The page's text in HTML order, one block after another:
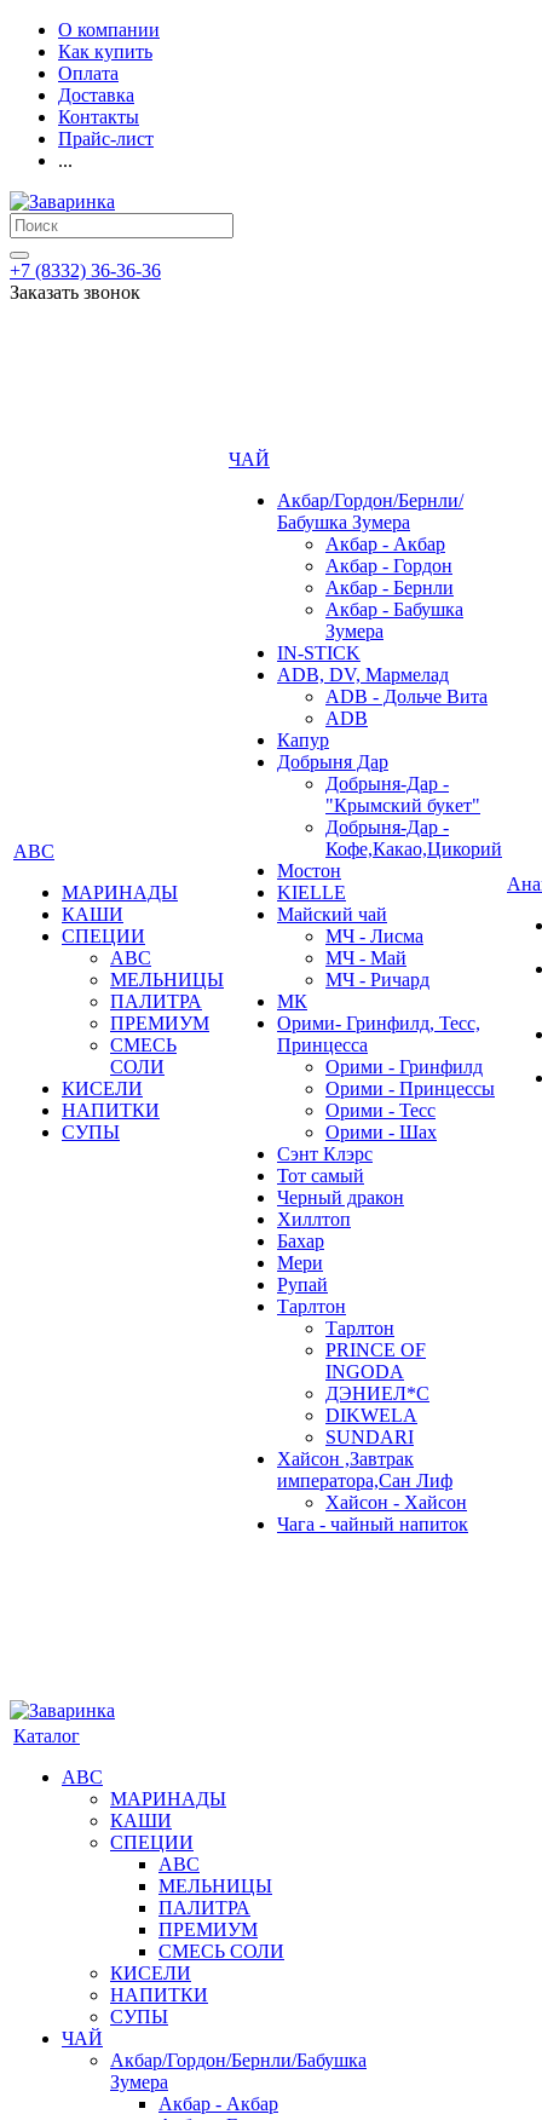
О компании
Как купить
Оплата
Доставка
Контакты
Прайс-лист
...
+7 (8332) 36-36-36
Заказать звонок
АВС
МАРИНАДЫ
КАШИ
СПЕЦИИ
АВС
МЕЛЬНИЦЫ
ПАЛИТРА
ПРЕМИУМ
СМЕСЬ
СОЛИ
КИСЕЛИ
НАПИТКИ
СУПЫ
ЧАЙ
Акбар/Гордон/Бернли/
Бабушка Зумера
Акбар - Акбар
Акбар - Гордон
Акбар - Бернли
Акбар - Бабушка
Зумера
IN-STICK
ADB, DV, Мармелад
ADB - Дольче Вита
ADB
Капур
Добрыня Дар
Добрыня-Дар -
"Крымский букет"
Добрыня-Дар -
Кофе,Какао,Цикорий
Мостон
KIELLE
Майский чай
МЧ - Лисма
МЧ - Май
МЧ - Ричард
МК
Орими- Гринфилд, Тесс,
Принцесса
Орими - Гринфилд
Орими - Принцессы
Орими - Тесс
Орими - Шах
Сэнт Клэрс
Тот самый
Черный дракон
Хиллтоп
Бахар
Мери
Рупай
Тарлтон
Тарлтон
PRINCE OF
INGODA
ДЭНИЕЛ*С
DIKWELA
SUNDARI
Хайсон ,Завтрак
императора,Сан Лиф
Хайсон - Хайсон
Чага - чайный напиток
Каталог
АВС
МАРИНАДЫ
КАШИ
СПЕЦИИ
АВС
МЕЛЬНИЦЫ
ПАЛИТРА
ПРЕМИУМ
СМЕСЬ СОЛИ
КИСЕЛИ
НАПИТКИ
СУПЫ
ЧАЙ
Акбар/Гордон/Бернли/Бабушка
Зумера
Акбар - Акбар